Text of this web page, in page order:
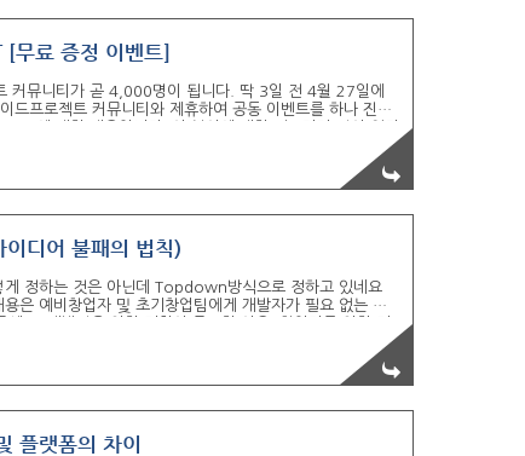
[무료 증정 이벤트]
커뮤니티가 곧 4,000명이 됩니다. 딱 3일 전 4월 27일에
드프로젝트 커뮤니티와 제휴하여 공동 이벤트를 하나 진행
유미 기자 님이 출연하시는 유튜브 영상을 애청하실 정도
자부터 기획, 브랜딩 등 활용범위가 무궁무진하게 많은데
디어 불패의 법칙)
게 정하는 것은 아닌데 Topdown방식으로 정하고 있네요
은 예비창업자 및 초기창업팀에게 개발자가 필요 없는 이
2. 스타트업에서 개발자 구인이 어려웠던 이유 3. 스타트업
초기창업팀에게 개발과 개 goodantak.tistory.com 정부지
플랫폼의 차이